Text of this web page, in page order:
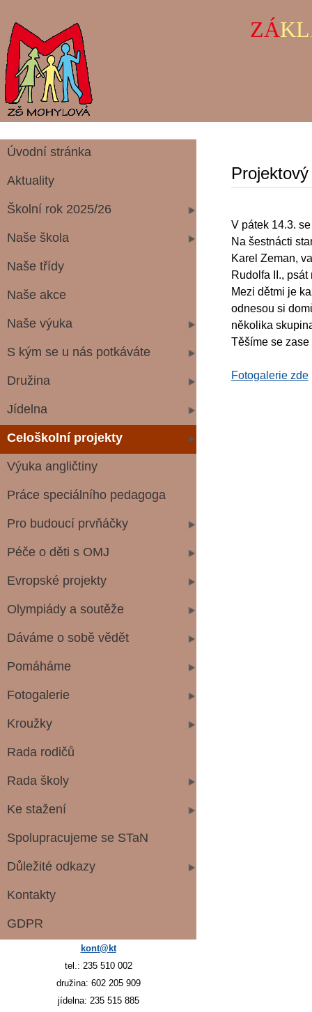
ZÁKL
Úvodní stránka
Aktuality
Školní rok 2025/26
Naše škola
Naše třídy
Naše akce
Naše výuka
S kým se u nás potkáváte
Družina
Jídelna
Celoškolní projekty
Výuka angličtiny
Práce speciálního pedagoga
Pro budoucí prvňáčky
Péče o děti s OMJ
Evropské projekty
Olympiády a soutěže
Dáváme o sobě vědět
Pomáháme
Fotogalerie
Kroužky
Rada rodičů
Rada školy
Ke stažení
Spolupracujeme se STaN
Důležité odkazy
Kontakty
GDPR
kont@kt
tel.: 235 510 002
družina: 602 205 909
jídelna: 235 515 885
V pátek 14.3.
Na šestnácti
Karel Zeman,
Rudolfa II.,
Mezi dětmi je
odnesou si
několika
Těšíme se
Fotogalerie zde